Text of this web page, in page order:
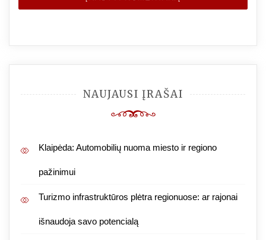
NAUJAUSI ĮRAŠAI
Klaipėda: Automobilių nuoma miesto ir regiono
pažinimui
Turizmo infrastruktūros plėtra regionuose: ar rajonai
išnaudoja savo potencialą